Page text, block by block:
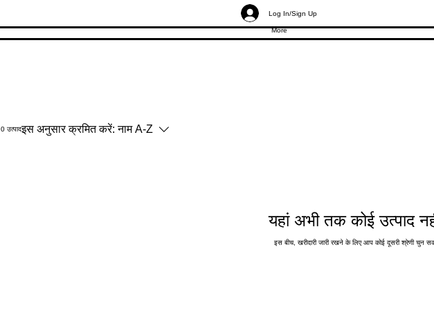
Log In/Sign Up
More
0 उत्पादइस अनुसार क्रमित करें: नाम A-Z
यहां अभी तक कोई उत्पाद
इस बीच, खरीदारी जारी रखने के लिए आप कोई दूसरी श्रेणी चुन